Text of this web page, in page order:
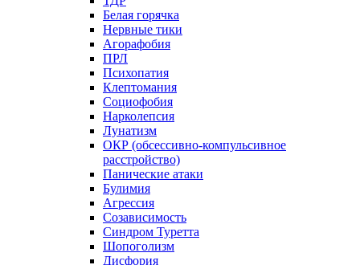
Белая горячка
Нервные тики
Агорафобия
ПРЛ
Психопатия
Клептомания
Социофобия
Нарколепсия
Лунатизм
ОКР (обсессивно-компульсивное
расстройство)
Панические атаки
Булимия
Агрессия
Созависимость
Синдром Туретта
Шопоголизм
Дисфория